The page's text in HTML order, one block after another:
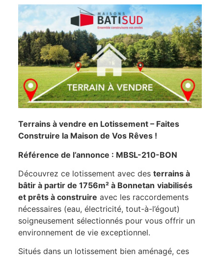
Terrains à vendre en Lotissement – Faites
Construire la Maison de Vos Rêves !
Référence de l’annonce : MBSL-210-BON
Découvrez ce lotissement avec des terrains à
bâtir à partir de 1756m² à Bonnetan viabilisés
et prêts à construire avec les raccordements
nécessaires (eau, électricité, tout-à-l’égout)
soigneusement sélectionnés pour vous offrir un
environnement de vie exceptionnel.
Situés dans un lotissement bien aménagé, ces